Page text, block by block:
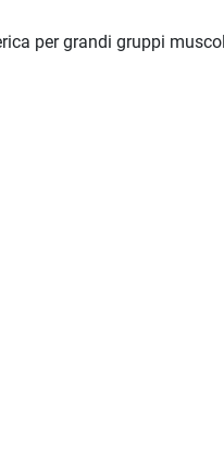
per grandi gruppi